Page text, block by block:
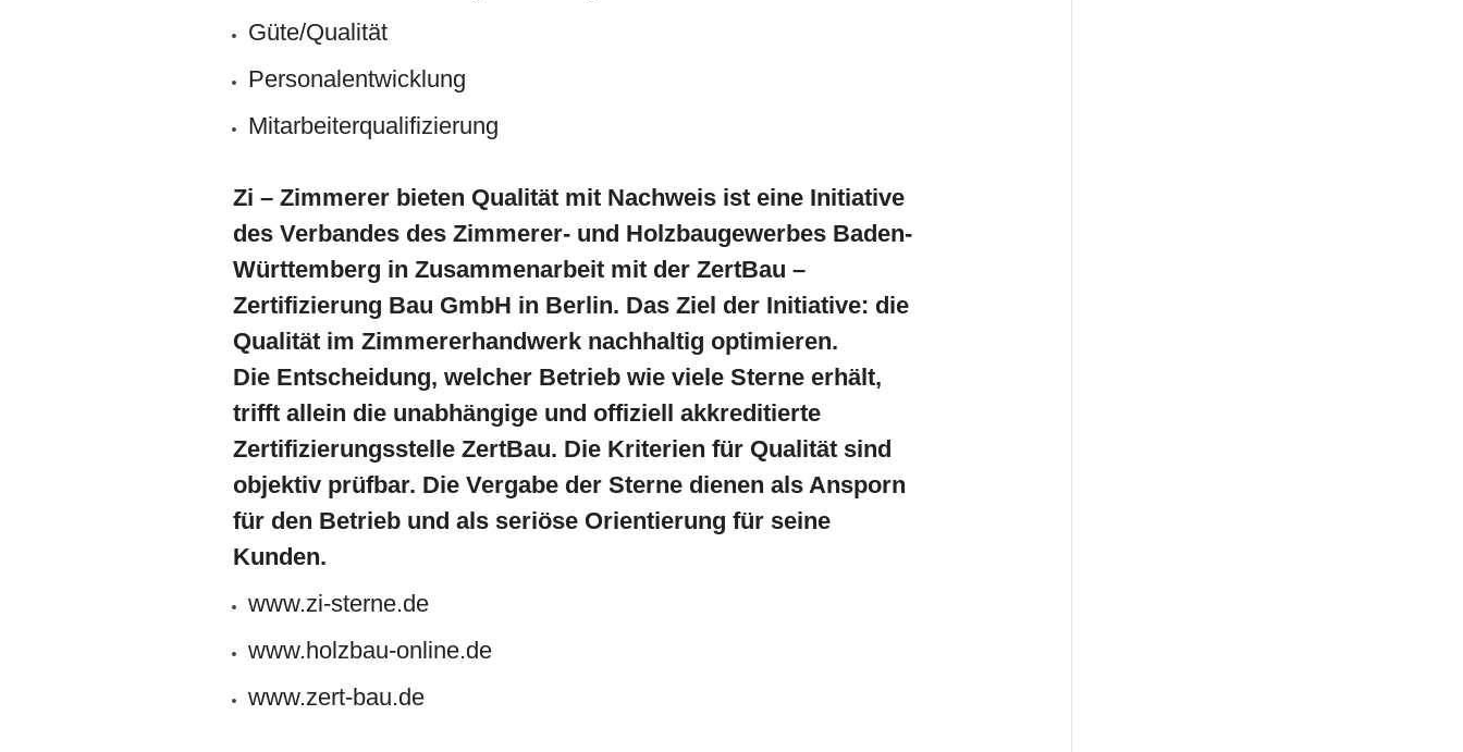
Güte/Qualität
Personalentwicklung
Mitarbeiterqualifizierung
Zi – Zimmerer bieten Qualität mit Nachweis ist eine Initiative
des Verbandes des Zimmerer- und Holzbaugewerbes Baden-
Württemberg in Zusammenarbeit mit der ZertBau –
Zertifizierung Bau GmbH in Berlin. Das Ziel der Initiative: die
Qualität im Zimmererhandwerk nachhaltig optimieren.
Die Entscheidung, welcher Betrieb wie viele Sterne erhält,
trifft allein die unabhängige und offiziell akkreditierte
Zertifizierungsstelle ZertBau. Die Kriterien für Qualität sind
objektiv prüfbar. Die Vergabe der Sterne dienen als Ansporn
für den Betrieb und als seriöse Orientierung für seine
Kunden.
www.zi-sterne.de
www.holzbau-online.de
www.zert-bau.de